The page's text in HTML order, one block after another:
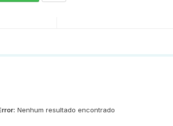
Nenhum resultado encontrado